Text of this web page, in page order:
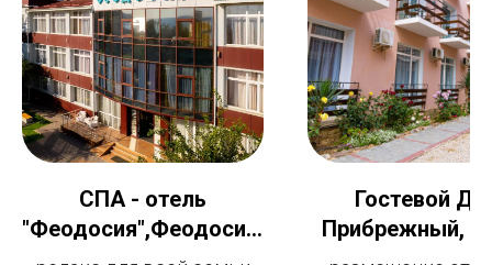
СПА - отель
"Феодосия",Феодосия,
1час от Крымского
Гостевой
Прибрежный,
Судак от 2500